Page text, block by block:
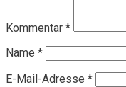
Kommentar *
Name *
E-Mail-Adresse *